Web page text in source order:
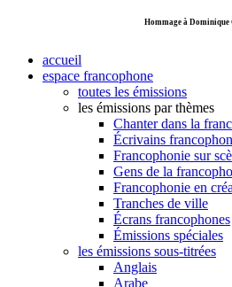
Hommage à Dominique
accueil
espace francophone
toutes les émissions
les émissions par thèmes
Chanter dans la
Écrivains
Francophonie sur
Gens de la
Francophonie en
Tranches de ville
Écrans francophones
Émissions spéciales
les émissions sous-titrées
Anglais
Arabe